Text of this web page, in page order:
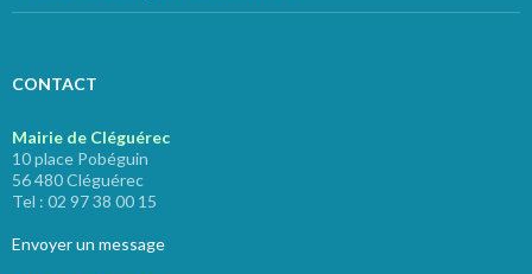
CONTACT
Mairie de Cléguérec
10 place Pobéguin
56 480 Cléguérec
Tel : 02 97 38 00 15
Envoyer un message